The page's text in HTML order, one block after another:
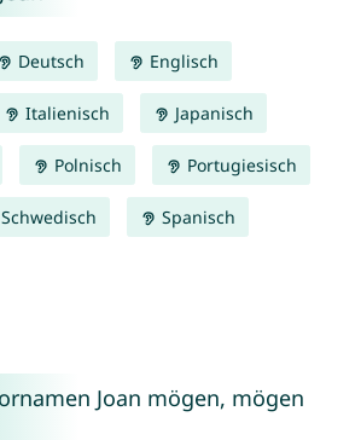
Deutsch Englisch
Italienisch Japanisch
Polnisch Portugiesisch
Schwedisch Spanisch
Joan mögen, mögen